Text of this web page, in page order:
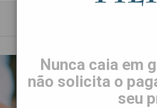
Nunca caia em
não solicita o
seu